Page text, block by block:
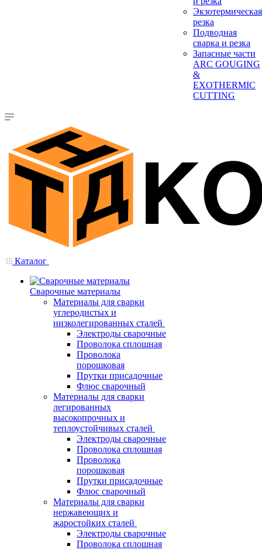
Экзотермическая
резка
Подводная
сварка и резка
Запасные части
ARC GOUGING
&
EXOTHERMIC
CUTTING
Каталог
Сварочные материалы
Материалы для сварки
углеродистых и
низколегированных сталей
Электроды сварочные
Проволока сплошная
Проволока
порошковая
Прутки присадочные
Флюс сварочный
Материалы для сварки
легированных
высокопрочных и
теплоустойчивых сталей
Электроды сварочные
Проволока сплошная
Проволока
порошковая
Прутки присадочные
Флюс сварочный
Материалы для сварки
нержавеющих и
жаростойких сталей
Электроды сварочные
Проволока сплошная